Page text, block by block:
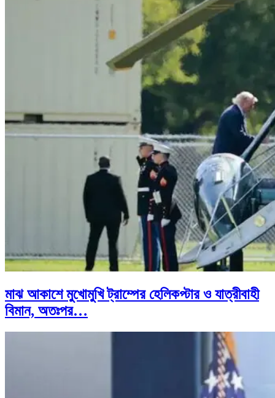
মাঝ আকাশে মুখোমুখি ট্রাম্পের হেলিকপ্টার ও যাত্রীবাহী
বিমান, অতঃপর…